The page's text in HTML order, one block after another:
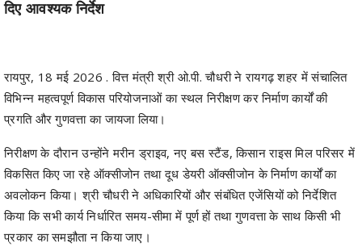
दिए आवश्यक निर्देश
रायपुर, 18 मई 2026 . वित्त मंत्री श्री ओ.पी. चौधरी ने रायगढ़ शहर में संचालित
विभिन्न महत्वपूर्ण विकास परियोजनाओं का स्थल निरीक्षण कर निर्माण कार्यों की
प्रगति और गुणवत्ता का जायजा लिया।
निरीक्षण के दौरान उन्होंने मरीन ड्राइव, नए बस स्टैंड, किसान राइस मिल परिसर में
विकसित किए जा रहे ऑक्सीजोन तथा दूध डेयरी ऑक्सीजोन के निर्माण कार्यों का
अवलोकन किया। श्री चौधरी ने अधिकारियों और संबंधित एजेंसियों को निर्देशित
किया कि सभी कार्य निर्धारित समय-सीमा में पूर्ण हों तथा गुणवत्ता के साथ किसी भी
प्रकार का समझौता न किया जाए।